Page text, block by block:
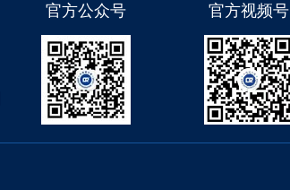
官方公众号 官方视频号